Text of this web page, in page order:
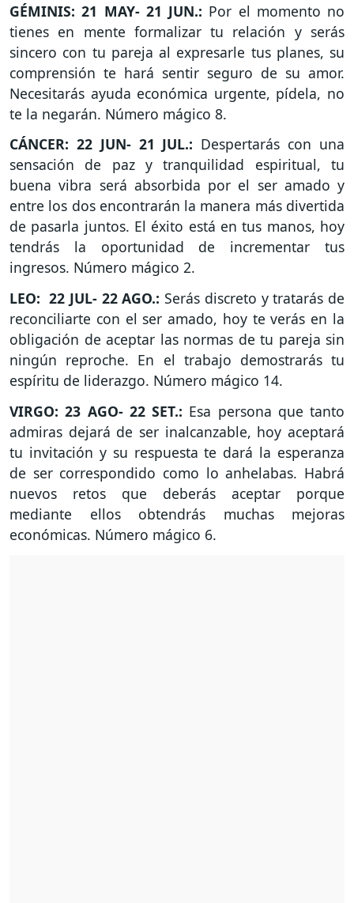
GÉMINIS: 21 MAY- 21 JUN.: Por el momento no
tienes en mente formalizar tu relación y serás
sincero con tu pareja al expresarle tus planes, su
comprensión te hará sentir seguro de su amor.
Necesitarás ayuda económica urgente, pídela, no
te la negarán. Número mágico 8.
CÁNCER: 22 JUN- 21 JUL.: Despertarás con una
sensación de paz y tranquilidad espiritual, tu
buena vibra será absorbida por el ser amado y
entre los dos encontrarán la manera más divertida
de pasarla juntos. El éxito está en tus manos, hoy
tendrás la oportunidad de incrementar tus
ingresos. Número mágico 2.
LEO: 22 JUL- 22 AGO.:Serás discreto y tratarás de
reconciliarte con el ser amado, hoy te verás en la
obligación de aceptar las normas de tu pareja sin
ningún reproche. En el trabajo demostrarás tu
espíritu de liderazgo. Número mágico 14.
VIRGO: 23 AGO- 22 SET.: Esa persona que tanto
admiras dejará de ser inalcanzable, hoy aceptará
tu invitación y su respuesta te dará la esperanza
de ser correspondido como lo anhelabas. Habrá
nuevos retos que deberás aceptar porque
mediante ellos obtendrás muchas mejoras
económicas. Número mágico 6.